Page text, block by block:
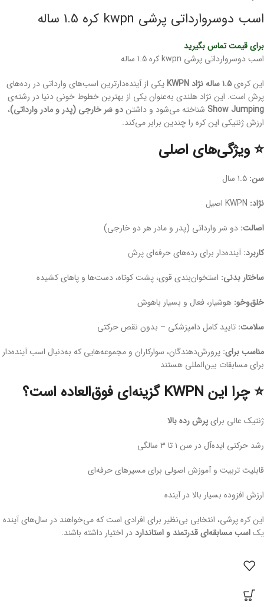
اسب دوسروارداتی پرشی kwpn کره 1.5 ساله
برای قیمت تماس بگیرید
اسب دوسروارداتی پرشی kwpn کره 1.5 ساله
این کره‌ی۱.۵ ساله نژاد KWPN
یکی از آینده‌دارترین اسب‌های وارداتی در رده‌های
پرش است. این نژاد هلندی به‌عنوان یکی از بهترین خطوط خونی دنیا در رشته‌ی
Show Jumping شناخته می‌شود و داشتندو سَر خارجی (پدر و مادر وارداتی)،
ارزش ژنتیکی این کره را چندین برابر می‌کند.
⭐ ویژگی‌های اصلی
سن:
نژاد:
اصالت: دو سَر وارداتی (پدر و مادر هر دو خارجی)
کاربرد:آینده‌دار برای رده‌های حرفه‌ای پرش
ساختار بدنی: استخوان‌بندی قوی، پشت کوتاه، دست‌ها و پاهای کشیده
خلق‌وخو: هوشیار، فعال و بسیار باهوش
سلامت: تایید کامل دامپزشکی – بدون نقص حرکتی
مناسب برای: پرورش‌دهندگان، سوارکاران و مجموعه‌هایی که به‌دنبال اسب آینده‌دار
برای مسابقات بین‌المللی هستند
⭐ چرا این KWPN گزینه‌ای فوق‌العاده است؟
ژنتیک عالی برایپرش رده بالا
رشد حرکتی ایده‌آل در سن ۱ تا ۳ سالگی
قابلیت تربیت و آموزش اصولی برای مسیرهای حرفه‌ای
ارزش افزوده بسیار بالا در آینده
این کره پرشی، انتخابی بی‌نظیر برای افرادی است که می‌خواهند در سال‌های آینده
یکاسب مسابقه‌ای قدرتمند و استاندارددر اختیار داشته باشند.